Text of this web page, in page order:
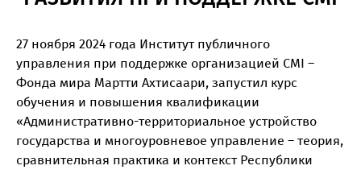
27 ноября 2024 года Институт публичного
управления при поддержке организацией CMI –
Фонда мира Мартти Ахтисаари, запустил курс
обучения и повышения квалификации
«Административно-территориальное устройство
государства и многоуровневое управление – теория,
сравнительная практика и контекст Республики